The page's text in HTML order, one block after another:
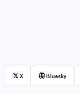
𝕏X 🦋Bluesky